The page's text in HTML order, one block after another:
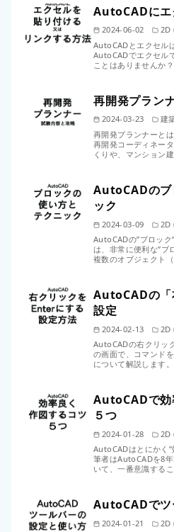
AutoCADにエ
2024-06-02
2D
AutoCADとエクセル
AutoCADでエクセル
ことはありませんか
再開発プラン
2024-03-23
建
再開発プランナーと
再開発コーディネー
くりや、マンション
AutoCADのブ
ック
2024-03-09
AutoCADの”ブロッ
は、非常に便利な”ブ
複数のオブジェクト
AutoCADの「
設定
2024-02-13
AutoCADの右クリッ
の画面で、コマンド
について解説します
AutoCADで
５つ
2024-01-28
AutoCADはとにかく
筆者はAutoCADを8
いて、一番意識する
AutoCADでツ
2024-01-21
2D